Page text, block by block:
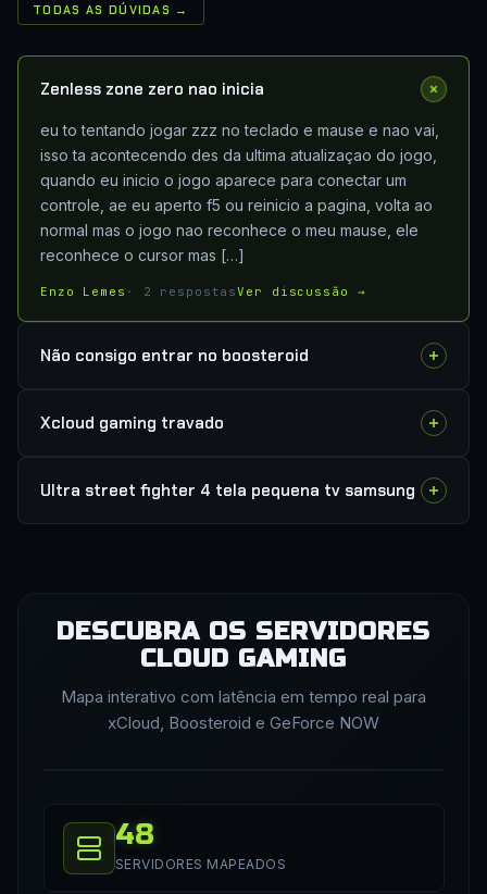
TODAS AS DÚVIDAS →
Zenless zone zero nao inicia
eu to tentando jogar zzz no teclado e mause e nao vai,
isso ta acontecendo des da ultima atualizaçao do jogo,
quando eu inicio o jogo aparece para conectar um
controle, ae eu aperto f5 ou reinicio a pagina, volta ao
normal mas o jogo nao reconhece o meu mause, ele
reconhece o cursor mas […]
Enzo Lemes · 2 respostasVer discussão →
Não consigo entrar no boosteroid
Xcloud gaming travado
Ultra street fighter 4 tela pequena tv samsung
DESCUBRA OS SERVIDORES
CLOUD GAMING
Mapa interativo com latência em tempo real para
xCloud, Boosteroid e GeForce NOW
48
SERVIDORES MAPEADOS